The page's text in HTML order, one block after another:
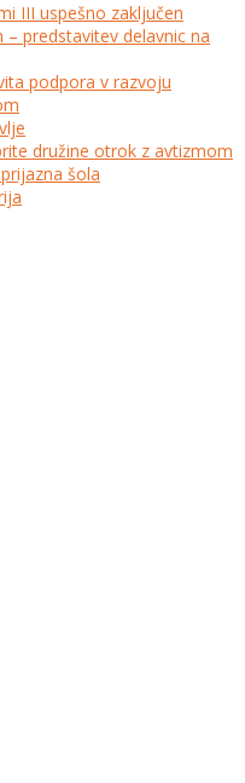
III uspešno zaključen
predstavitev delavnic na
podpora v razvoju
družine otrok z avtizmom
šola